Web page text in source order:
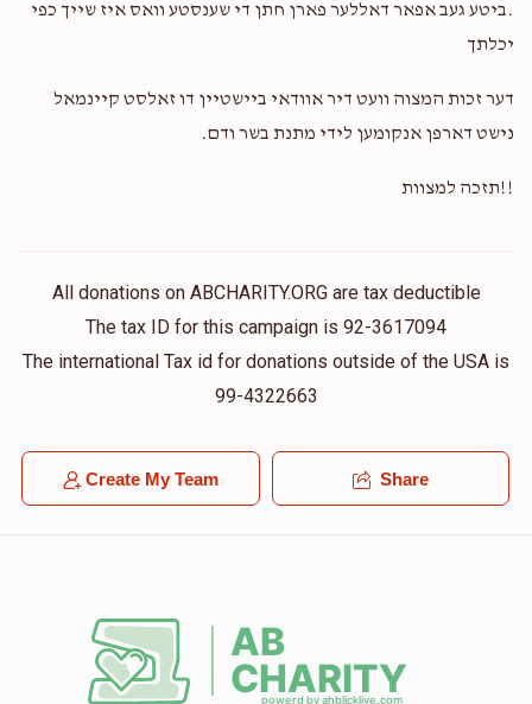
.ביטע געב אפאר דאללער פארן חתן די שענסטע וואס איז שייך כפי
יכלתך
דער זכות המצוה וועט דיר אוודאי ביישטיין דו זאלסט קיינמאל
נישט דארפן אנקומען לידי מתנת בשר ודם.
!!תזכה למצוות
All donations on ABCHARITY.ORG are tax deductible
The tax ID for this campaign is 92-3617094
The international Tax id for donations outside of the USA is
99-4322663
Create My Team Share